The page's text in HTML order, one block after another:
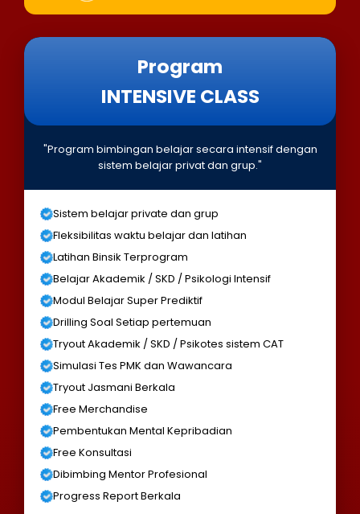
Program
INTENSIVE CLASS
"Program bimbingan belajar secara intensif dengan
sistem belajar privat dan grup."
Sistem belajar private dan grup
Fleksibilitas waktu belajar dan latihan
Latihan Binsik Terprogram
Belajar Akademik / SKD / Psikologi Intensif
Modul Belajar Super Prediktif
Drilling Soal Setiap pertemuan
Tryout Akademik / SKD / Psikotes sistem CAT
Simulasi Tes PMK dan Wawancara
Tryout Jasmani Berkala
Free Merchandise
Pembentukan Mental Kepribadian
Free Konsultasi
Dibimbing Mentor Profesional
Progress Report Berkala